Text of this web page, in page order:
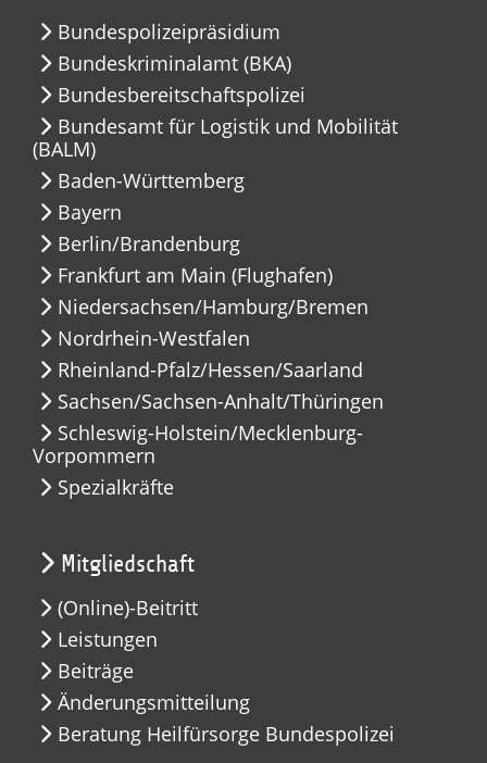
Bundespolizeipräsidium
Bundeskriminalamt (BKA)
Bundesbereitschaftspolizei
Bundesamt für Logistik und Mobilität
(BALM)
Baden-Württemberg
Bayern
Berlin/Brandenburg
Frankfurt am Main (Flughafen)
Niedersachsen/Hamburg/Bremen
Nordrhein-Westfalen
Rheinland-Pfalz/Hessen/Saarland
Sachsen/Sachsen-Anhalt/Thüringen
Schleswig-Holstein/Mecklenburg-
Vorpommern
Spezialkräfte
Mitgliedschaft
(Online)-Beitritt
Leistungen
Beiträge
Änderungsmitteilung
Beratung Heilfürsorge Bundespolizei